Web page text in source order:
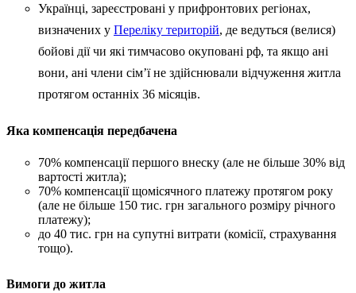
Українці, зареєстровані у прифронтових регіонах,
визначених у Переліку територій, де ведуться (велися)
бойові дії чи які тимчасово окуповані рф, та якщо ані
вони, ані члени сім’ї не здійснювали відчуження житла
протягом останніх 36 місяців.
Яка компенсація передбачена
70% компенсації першого внеску (але не більше 30% від
вартості житла);
70% компенсації щомісячного платежу протягом року
(але не більше 150 тис. грн загального розміру річного
платежу);
до 40 тис. грн на супутні витрати (комісії, страхування
тощо).
Вимоги до житла